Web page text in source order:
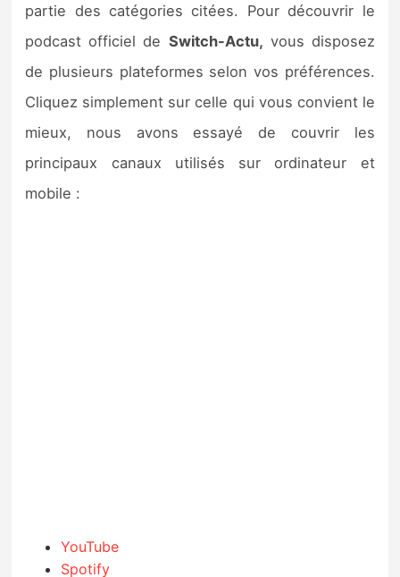
partie des catégories citées. Pour découvrir le
podcast officiel de Switch-Actu, vous disposez
de plusieurs plateformes selon vos préférences.
Cliquez simplement sur celle qui vous convient le
mieux, nous avons essayé de couvrir les
principaux canaux utilisés sur ordinateur et
mobile :
YouTube
Spotify